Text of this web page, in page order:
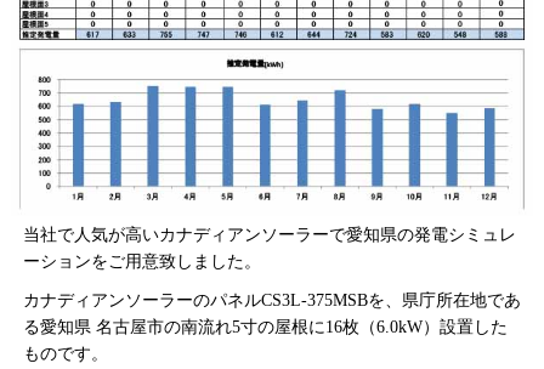
当社で人気が高いカナディアンソーラーで愛知県の発電シミュレ
ーションをご用意致しました。
カナディアンソーラーのパネルCS3L-375MSBを、県庁所在地であ
る愛知県 名古屋市の南流れ5寸の屋根に16枚（6.0kW）設置した
ものです。